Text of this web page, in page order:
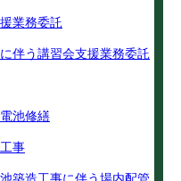
業務委託
伴う講習会支援業務委託
池修繕
事